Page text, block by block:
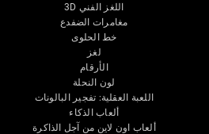
اللغز الفني 3D
مغامرات الضفدع
خط الحلوى
لغز
الأرقام
لون النحلة
اللعبة العقلية: تفجير البالونات
ألعاب الذكاء
ألعاب اون لاين من آجل الذاكرة